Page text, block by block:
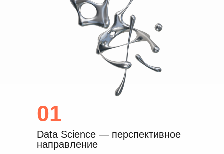
Data Science — перспективное
направление
01